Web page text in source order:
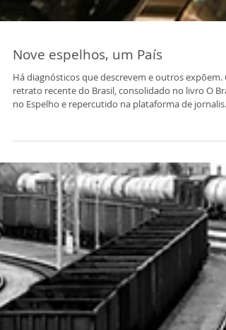
Nove espelhos, um País
Há diagnósticos que descrevem e outros expõem. O
retrato recente do Brasil, consolidado no livro O
no Espelho e repercutido na plataforma de
Meio, nasce de uma das mais amplas pesquisas já
realizadas no país sobre valores. Liderado por Felipe
Nunes, fundador da Quaest Pesquisa, o estudo
mais de dez mil brasileiros em entrevistas
Não se trata de opinião superficial, mas de uma